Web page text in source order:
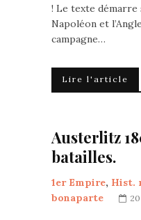
! Le texte
Napoléon et
campagne…
Lire l'article
Austerlitz
batailles.
1er Empire, Hist.
bonaparte